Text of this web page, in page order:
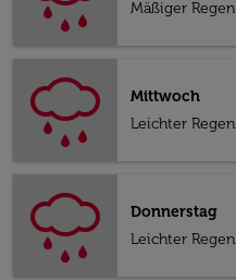
Mäßiger Regen
Mittwoch
Leichter Regen
Donnerstag
Leichter Regen